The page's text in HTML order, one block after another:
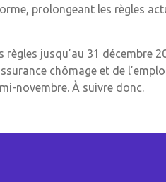
prolongeant les règles
jusqu’au 31 décembre
chômage et de
novembre. À suivre donc.